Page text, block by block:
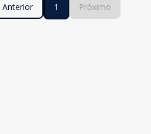
Anterior 1 Próximo